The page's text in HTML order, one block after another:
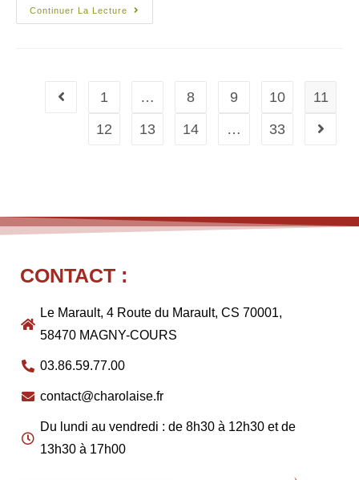
Continuer La Lecture
1 … 8 9 10
11
12
13 14 … 33
CONTACT :
Le Marault, 4 Route du Marault, CS 70001,
58470 MAGNY-COURS
03.86.59.77.00
contact@charolaise.fr
Du lundi au vendredi : de 8h30 à 12h30 et de
13h30 à 17h00